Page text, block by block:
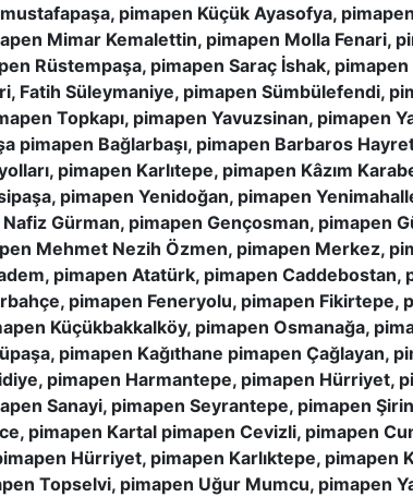
pimapen Küçük Ayasofya,
Mimar Kemalettin, pimapen Molla Fenari,
Rüstempaşa, pimapen Saraç İshak,
Fatih Süleymaniye, pimapen Sümbülefendi,
Topkapı, pimapen Yavuzsinan, pimapen
pimapen Bağlarbaşı, pimapen Barbaros
pimapen Karlıtepe, pimapen Kâzım
pimapen Yenidoğan, pimapen
Gürman, pimapen Gençosman, pimapen
Mehmet Nezih Özmen, pimapen Merkez,
pimapen Atatürk, pimapen
pimapen Feneryolu, pimapen
Küçükbakkalköy, pimapen Osmanağa,
pimapen Kağıthane pimapen Çağlayan,
pimapen Harmantepe, pimapen Hürriyet,
Sanayi, pimapen Seyrantepe, pimapen
pimapen Kartal pimapen Cevizli, pimapen
Hürriyet, pimapen Karlıktepe,
Topselvi, pimapen Uğur Mumcu, pimapen